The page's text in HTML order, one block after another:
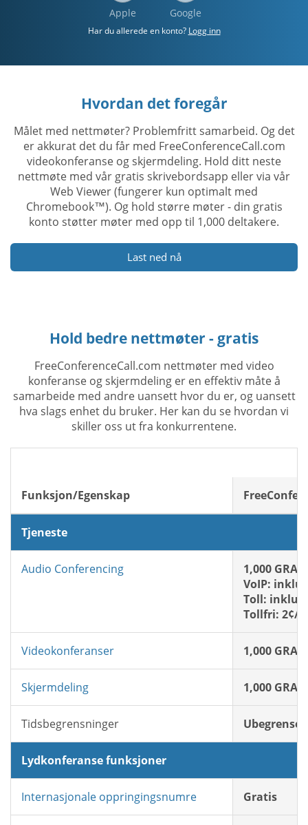
Apple Google
Har du allerede en konto? Logg inn
Hvordan det foregår
Målet med nettmøter? Problemfritt samarbeid. Og det
er akkurat det du får med FreeConferenceCall.com
videokonferanse og skjermdeling. Hold ditt neste
nettmøte med vår gratis skrivebordsapp eller via vår
Web Viewer (fungerer kun optimalt med
Chromebook™). Og hold større møter - din gratis
konto støtter møter med opp til 1,000 deltakere.
Last ned nå
Hold bedre nettmøter - gratis
FreeConferenceCall.com nettmøter med video
konferanse og skjermdeling er en effektiv måte å
samarbeide med andre uansett hvor du er, og uansett
hva slags enhet du bruker. Her kan du se hvordan vi
skiller oss ut fra konkurrentene.
Funksjon/Egenskap
Tjeneste
Audio Conferencing
1,000
VoIP:
Toll:
Tollfri: 2¢/
Videokonferanser 1,000
Skjermdeling 1,000
Tidsbegrensninger Ubegrenset
Lydkonferanse funksjoner
Internasjonale oppringingsnumre Gratis